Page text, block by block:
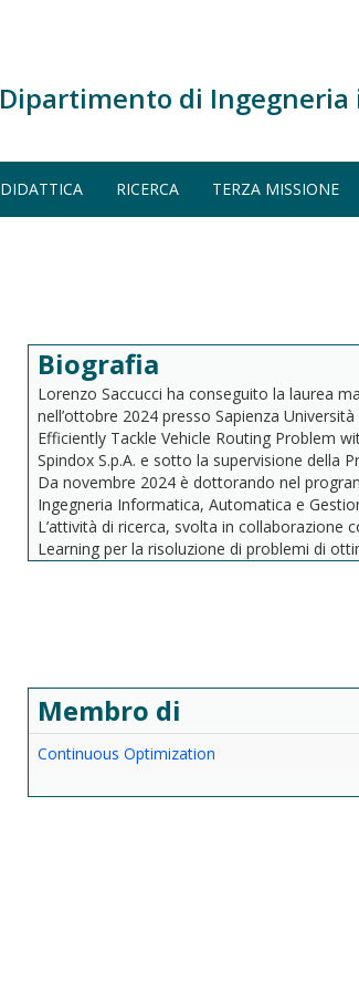
Dipartimento di
DIDATTICA RICERCA TERZA MISSIONE
Biografia
Lorenzo Saccucci ha conseguito la laurea
nell’ottobre 2024 presso Sapienza
Efficiently Tackle Vehicle Routing Problem
Spindox S.p.A. e sotto la supervisione della
Da novembre 2024 è dottorando nel
Ingegneria Informatica, Automatica e
L’attività di ricerca, svolta in collaborazione
Learning per la risoluzione di problemi di
Membro di
Continuous Optimization